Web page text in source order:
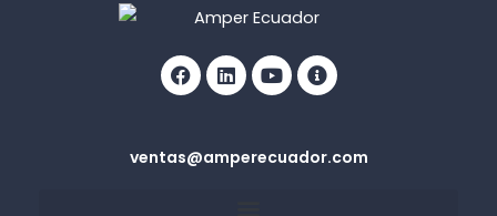
circle
ventas@amperecuador.com